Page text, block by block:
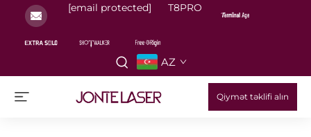
[email protected] T8PRO
AZ
Qiymət təklifi alın